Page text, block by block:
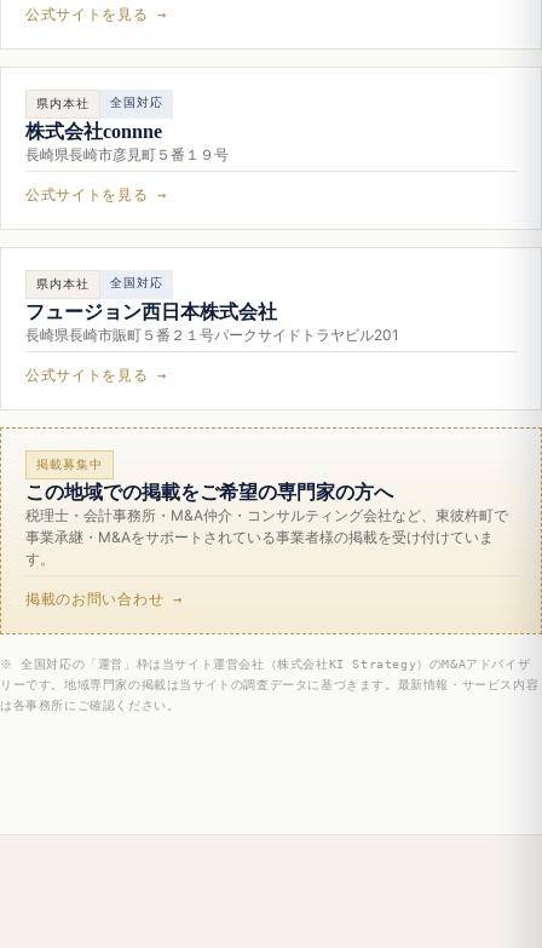
公式サイトを見る →
県内本社 全国対応
株式会社connne
長崎県長崎市彦見町５番１９号
公式サイトを見る →
県内本社 全国対応
フュージョン西日本株式会社
長崎県長崎市賑町５番２１号パークサイドトラヤビル201
公式サイトを見る →
掲載募集中
この地域での掲載をご希望の専門家の方へ
税理士・会計事務所・M&A仲介・コンサルティング会社など、東彼杵町で
事業承継・M&Aをサポートされている事業者様の掲載を受け付けていま
す。
掲載のお問い合わせ →
※ 全国対応の「運営」枠は当サイト運営会社（株式会社KI Strategy）のM&Aアドバイザ
リーです。地域専門家の掲載は当サイトの調査データに基づきます。最新情報・サービス内容
は各事務所にご確認ください。